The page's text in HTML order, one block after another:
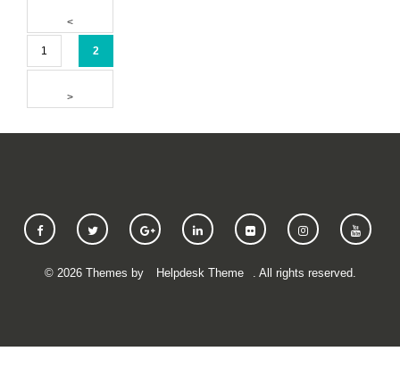
1 2
© 2026Themes by Helpdesk Theme . All rights reserved.